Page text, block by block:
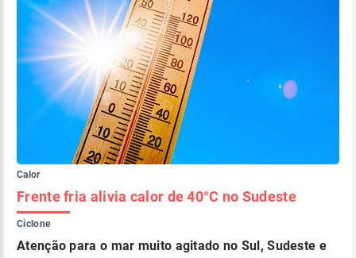
Calor
Frente fria alivia calor de 40°C no Sudeste
Ciclone
Atenção para o mar muito agitado no Sul, Sudeste e